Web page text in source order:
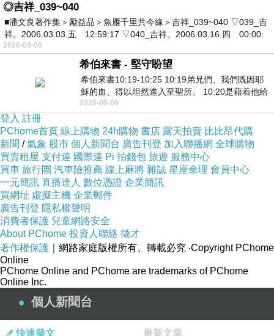
◎吉祥_039~040
■潘文良著作集＞勵益品＞魚雁千里共今緣＞吉祥_039~040 ▽039_吉
祥。2006.03.03.五 12:59:17 ▽040_吉祥。2006.03.16.四 00:00:
2026-08-06
希伯來書 - 堅守盼望
希伯來書10:19-10:25 10:19弟兄們、我們既因耶
穌的血、得以坦然進入至聖所、 10:20是藉着他給
我們開了一條又新又活的路從幔子經過
2026-08-06
登入 註冊
PChome首頁 線上購物 24h購物 書店 露天拍賣 比比昂代購
新聞 /氣象 股市 個人新聞台 廣告刊登 加入聯播網 全球購物
買賣租屋 支付連 國際連 Pi 拍錢包 旅遊 服務中心
買車 旅行團 汽車險推薦 線上麻將 雜誌 星座命理 會員中心
一元簡訊 直播達人 數位憑證 企業簡訊
買網址 虛擬主機 企業郵件
廣告刊登 隱私權聲明
消費者保護 兒童網路安全
About PChome 投資人聯絡 徵才
著作權保護 ｜網路家庭版權所有、轉載必究 ‧Copyright PChome
Online
PChome Online and PChome are trademarks of PChome
Online Inc.
個人新聞台
快速發文 最新文章